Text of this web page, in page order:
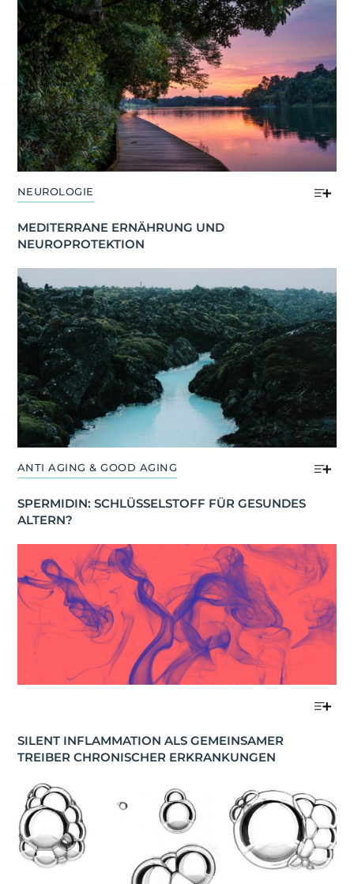
NEUROLOGIE
MEDITERRANE ERNÄHRUNG UND
NEUROPROTEKTION
ANTI AGING & GOOD AGING
SPERMIDIN: SCHLÜSSELSTOFF FÜR GESUNDES
ALTERN?
SILENT INFLAMMATION ALS GEMEINSAMER
TREIBER CHRONISCHER ERKRANKUNGEN